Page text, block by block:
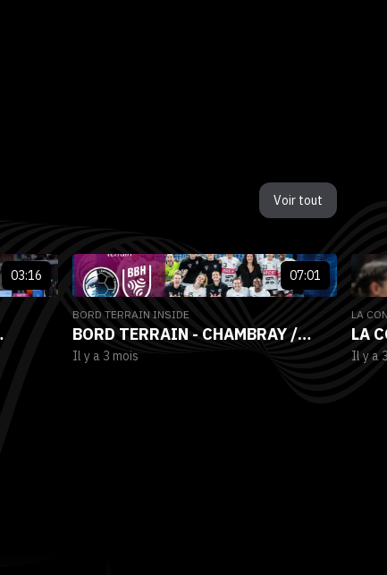
Voir tout
03:16
92
07:01
BORD TERRAIN INSIDE
BORD TERRAIN - CHAMBRAY /
BREST BRETAGNE HANDBALL
Il y a 3 mois
LA
LA
Il y a